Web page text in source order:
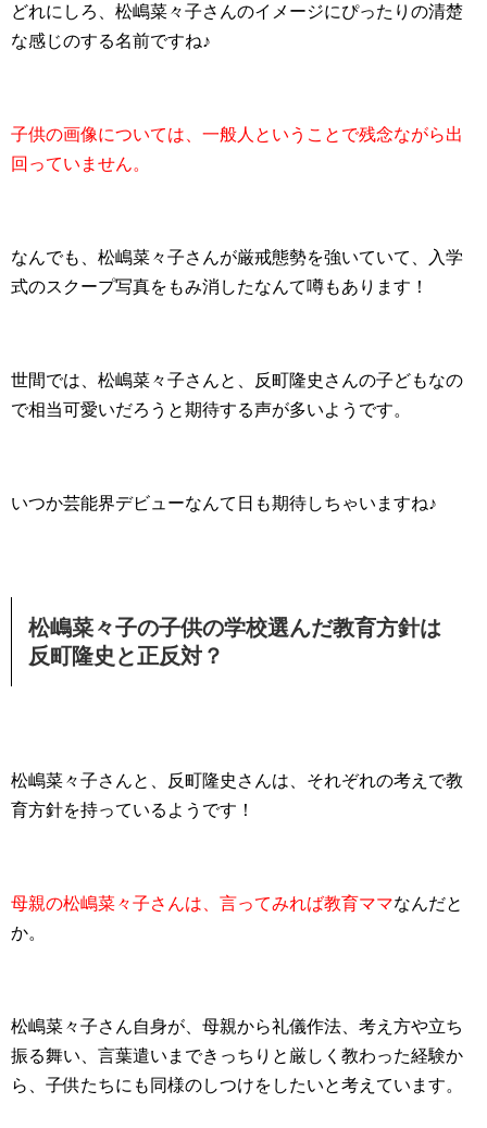
どれにしろ、松嶋菜々子さんのイメージにぴったりの清楚
な感じのする名前ですね♪
子供の画像については、一般人ということで残念ながら出
回っていません。
なんでも、松嶋菜々子さんが厳戒態勢を強いていて、入学
式のスクープ写真をもみ消したなんて噂もあります！
世間では、松嶋菜々子さんと、反町隆史さんの子どもなの
で相当可愛いだろうと期待する声が多いようです。
いつか芸能界デビューなんて日も期待しちゃいますね♪
松嶋菜々子の子供の学校選んだ教育方針は
反町隆史と正反対？
松嶋菜々子さんと、反町隆史さんは、それぞれの考えで教
育方針を持っているようです！
母親の松嶋菜々子さんは、言ってみれば教育ママなんだと
か。
松嶋菜々子さん自身が、母親から礼儀作法、考え方や立ち
振る舞い、言葉遣いまできっちりと厳しく教わった経験か
ら、子供たちにも同様のしつけをしたいと考えています。